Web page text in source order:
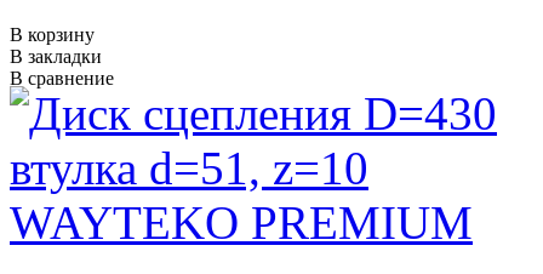
В корзину
В закладки
В сравнение